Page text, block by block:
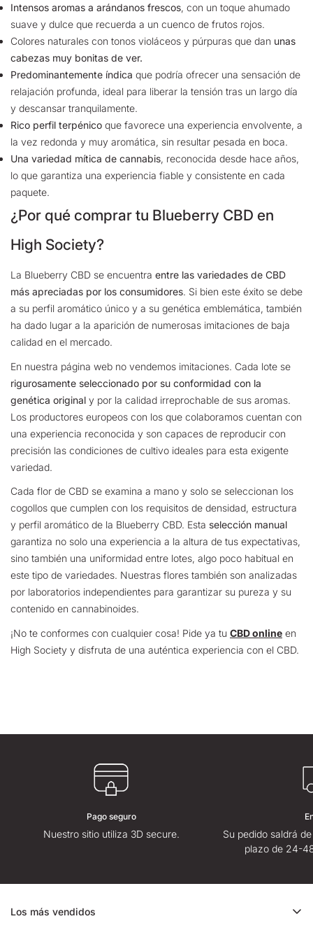
Intensos aromas a arándanos frescos, con un toque ahumado
suave y dulce que recuerda a un cuenco de frutos rojos.
Colores naturales con tonos violáceos y púrpuras que dan unas
cabezas muy bonitas de ver.
Predominantemente índica que podría ofrecer una sensación de
relajación profunda, ideal para liberar la tensión tras un largo día
y descansar tranquilamente.
Rico perfil terpénico que favorece una experiencia envolvente, a
la vez redonda y muy aromática, sin resultar pesada en boca.
Una variedad mítica de cannabis, reconocida desde hace años,
lo que garantiza una experiencia fiable y consistente en cada
paquete.
¿Por qué comprar tu Blueberry CBD en
High Society?
La Blueberry CBD se encuentra entre las variedades de CBD
más apreciadas por los consumidores. Si bien este éxito se debe
a su perfil aromático único y a su genética emblemática, también
ha dado lugar a la aparición de numerosas imitaciones de baja
calidad en el mercado.
En nuestra página web no vendemos imitaciones. Cada lote se
rigurosamente seleccionado por su conformidad con la
genética original y por la calidad irreprochable de sus aromas.
Los productores europeos con los que colaboramos cuentan con
una experiencia reconocida y son capaces de reproducir con
precisión las condiciones de cultivo ideales para esta exigente
variedad.
Cada flor de CBD se examina a mano y solo se seleccionan los
cogollos que cumplen con los requisitos de densidad, estructura
y perfil aromático de la Blueberry CBD. Esta selección manual
garantiza no solo una experiencia a la altura de tus expectativas,
sino también una uniformidad entre lotes, algo poco habitual en
este tipo de variedades. Nuestras flores también son analizadas
por laboratorios independientes para garantizar su pureza y su
contenido en cannabinoides.
¡No te conformes con cualquier cosa! Pide ya tu CBD online en
High Society y disfruta de una auténtica experiencia con el CBD.
Pago seguro
Nuestro sitio utiliza 3D secure.
Su pedido saldrá
plazo de 24-
Los más vendidos